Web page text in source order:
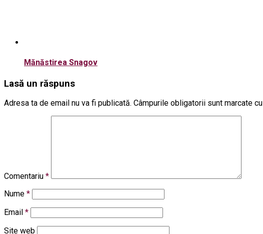
Mănăstirea Snagov
Lasă un răspuns
Adresa ta de email nu va fi publicată. Câmpurile obligatorii sunt marcate cu
Comentariu *
Nume *
Email *
Site web